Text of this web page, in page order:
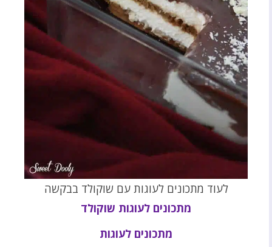
לעוד מתכונים לעוגות עם שוקולד בבקשה
מתכונים לעוגות שוקולד
מתכונים לעוגות